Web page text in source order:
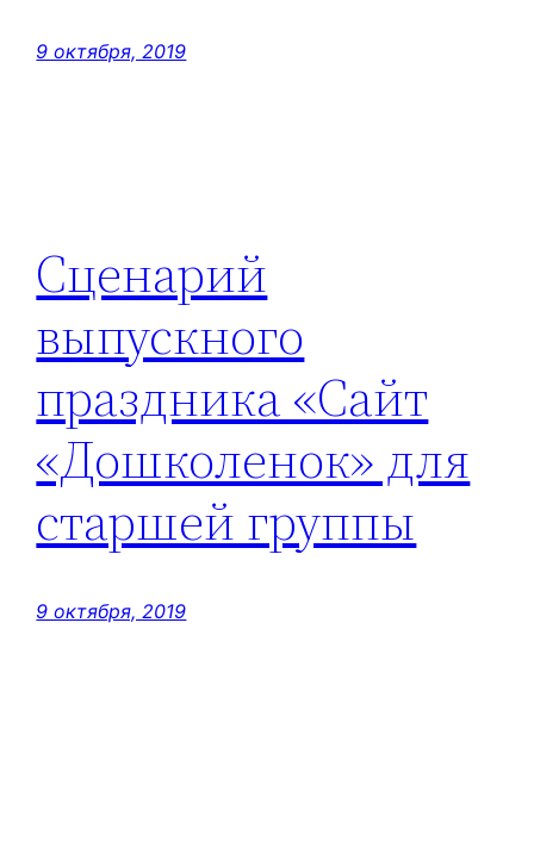
9 октября, 2019
Сценарий
выпускного
праздника «Сайт
«Дошколенок» для
старшей группы
9 октября, 2019